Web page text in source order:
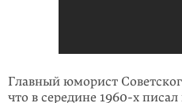
Главный юморист
что в середине 1960-х писал